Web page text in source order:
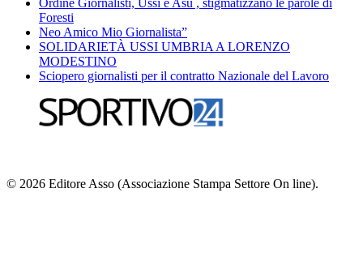
Ordine Giornalisti, Ussi e Asu , stigmatizzano le parole di
Foresti
Neo Amico Mio Giornalista”
SOLIDARIETÀ USSI UMBRIA A LORENZO
MODESTINO
Sciopero giornalisti per il contratto Nazionale del Lavoro
© 2026 Editore Asso (Associazione Stampa Settore On line).